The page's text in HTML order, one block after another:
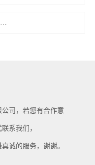
新疆氧化钙厂家推荐，靠谱供应商怎么选？
司，若您有合作意
系我们，
诚的服务，谢谢。